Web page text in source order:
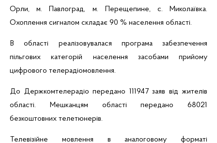
Орли, м. Павлоград, м.
Перещепине, с. Миколаївка.
Охоплення сигналом складає 90 % населення області.
В області реалізовувалася програма забезпечення
пільгових категорій населення засобами прийому
цифрового телерадіомовлення.
До Держкомтелерадіо передано 111947 заяв від жителів
області. Мешканцям області передано 68021
безкоштовних телетюнерів.
Телевізійне мовлення в аналоговому форматі